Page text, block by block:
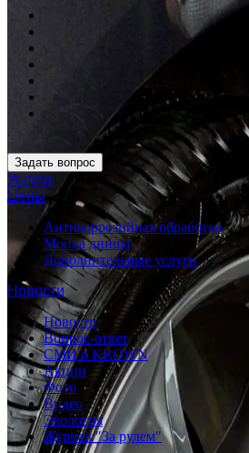
Задать вопрос
Услуги
Цены
Антикоррозийная обработка
Мойка днища
Дополнительные услуги
Новости
Новости
Вопрос-ответ
СМИ о KROWN
Акции
Фото
Видео
Экология
Журнал "За рулем"